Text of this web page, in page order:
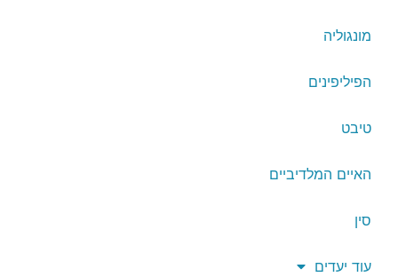
מונגוליה
הפיליפינים
טיבט
האיים המלדיביים
סין
עוד יעדים